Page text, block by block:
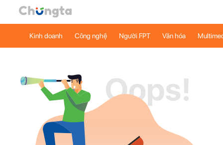
Kinh doanh Công nghệ Người FPT Văn hóa